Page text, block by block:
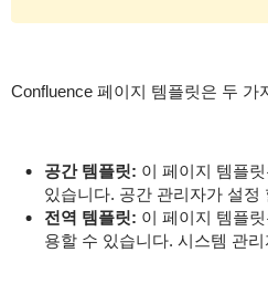
Confluence 페이지 템플릿은 두 가
공간 템플릿: 이 페이지 템플
있습니다. 공간 관리자가 설정
전역 템플릿: 이 페이지 템플
용할 수 있습니다. 시스템 관